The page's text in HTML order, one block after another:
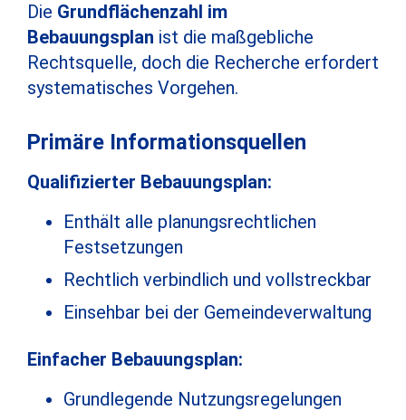
Die Grundflächenzahl im
Bebauungsplan ist die maßgebliche
Rechtsquelle, doch die Recherche erfordert
systematisches Vorgehen.
Primäre Informationsquellen
Qualifizierter Bebauungsplan:
Enthält alle planungsrechtlichen
Festsetzungen
Rechtlich verbindlich und vollstreckbar
Einsehbar bei der Gemeindeverwaltung
Einfacher Bebauungsplan:
Grundlegende Nutzungsregelungen